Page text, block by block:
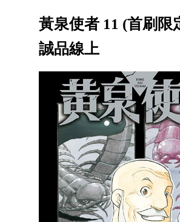
黃泉使者 11 (首刷限
誠品線上